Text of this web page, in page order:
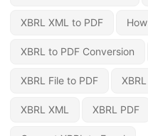
XBRL XML to PDF
XBRL to PDF Conversion
XBRL File to PDF
XBRL XML XBRL PDF